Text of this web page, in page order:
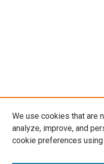
We use cookies that are
analyze, improve, and
cookie preferences using